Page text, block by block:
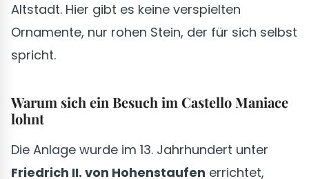
Altstadt. Hier gibt es keine verspielten
Ornamente, nur rohen Stein, der für sich selbst
spricht.
Warum sich ein Besuch im Castello Maniace
lohnt
Die Anlage wurde im 13. Jahrhundert unter
Friedrich II. von Hohenstaufen errichtet,